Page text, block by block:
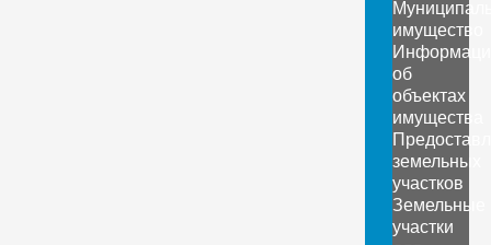
имущество
об
объектах
имущества
земельных
участков
Земельные
участки